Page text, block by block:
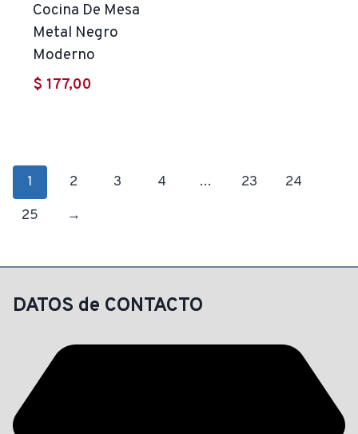
Cocina De Mesa
Metal Negro
Moderno
$ 177,00
1 2 3 4 … 23
24
25
→
DATOS de CONTACTO